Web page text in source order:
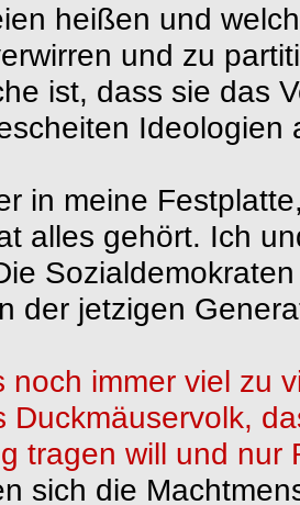
heißen und
und zu
ist, dass sie das
in meine
alles gehört. Ich
der jetzigen
noch immer viel zu
Duckmäuservolk,
tragen will und nur
sich die